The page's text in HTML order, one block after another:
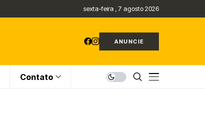
sexta-feira , 7 agosto 2026
ANUNCIE
Contato